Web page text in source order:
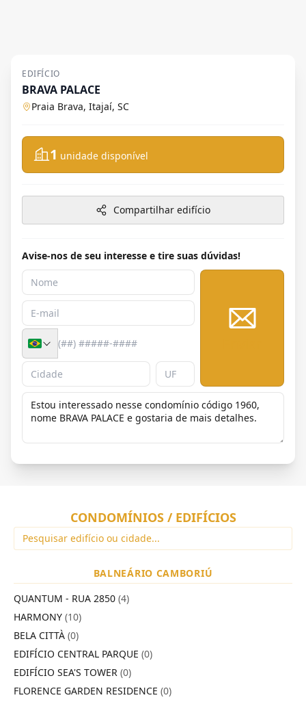
EDIFÍCIO
BRAVA PALACE
Praia Brava, Itajaí, SC
1 unidade disponível
Compartilhar edifício
Avise-nos de seu interesse e tire suas dúvidas!
CONDOMÍNIOS / EDIFÍCIOS
BALNEÁRIO CAMBORIÚ
QUANTUM - RUA 2850 (4)
HARMONY (10)
BELA CITTÀ (0)
EDIFÍCIO CENTRAL PARQUE (0)
EDIFÍCIO SEA'S TOWER (0)
FLORENCE GARDEN RESIDENCE (0)